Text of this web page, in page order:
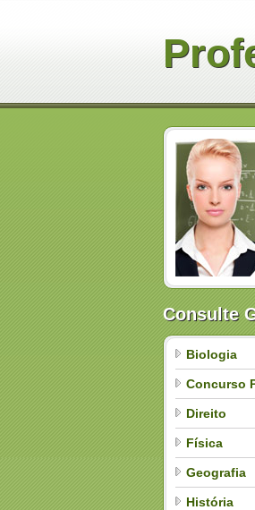
Consulte
Biologia
Concurso
Direito
Física
Geografia
História